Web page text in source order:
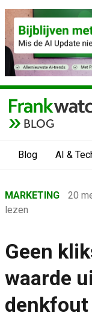
BLOG
Blog AI &
›
Marketing
›
Geen kliks, dus
MARKETING 20
lezen
Geen
waarde
denkfout